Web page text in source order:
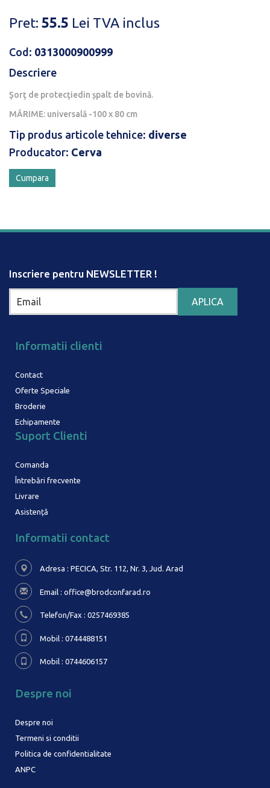
Pret: 55.5 Lei TVA inclus
Cod: 0313000900999
Descriere
Şorţ de protecţiedin șpalt de bovină.
MĂRIME: universală -100 x 80 cm
Tip produs articole tehnice: diverse
Producator: Cerva
Cumpara
Inscriere pentru NEWSLETTER !
Informatii clienti
Contact
Oferte Speciale
Broderie
Echipamente
Suport Clienti
Comanda
Întrebări frecvente
Livrare
Asistență
Informatii contact
Adresa : PECICA, Str. 112, Nr. 3, Jud. Arad
Email : office@brodconfarad.ro
Telefon/Fax : 0257469385
Mobil : 0744488151
Mobil : 0744606157
Despre noi
Despre noi
Termeni si conditii
Politica de confidentialitate
ANPC